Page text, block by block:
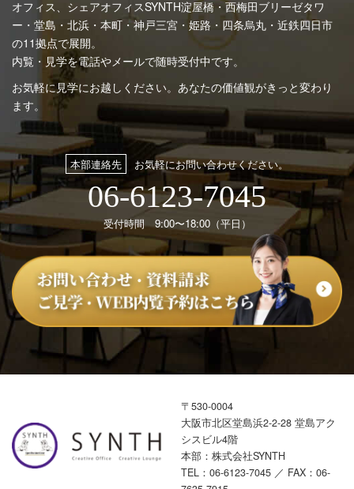
オフィス、シェアオフィスSYNTH淀屋橋・西梅田ブリーゼタワ
ー・堂島・北浜・本町・神戸三宮・姫路・四条烏丸・近鉄四日市
の11拠点で展開。
内覧・見学を電話やメールで随時受付中です。
お気軽に見学にお越しください。あなたの価値観がきっと変わり
ます。
本部連絡先 お気軽にお問い合わせください。
06-6123-7045
受付時間 9:00〜18:00（平日）
〒530-0004
大阪市北区堂島浜2-2-28 堂島アク
シスビル4階
本部：株式会社SYNTH
TEL： 06-6123-7045 ／ FAX：06-